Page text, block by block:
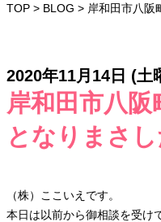
TOP > BLOG > 岸和田市八阪
2020年11月14日 (土
岸和田市八
となりまさし
（株）ここいえです。
本日は以前から御相談を受け